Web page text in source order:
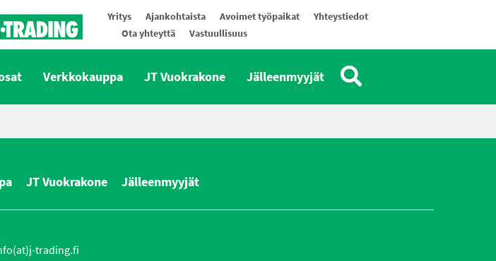
Yritys Ajankohtaista Avoimet työpaikat
Yhteystiedot
Ota yhteyttä
Vastuullisuus
Verkkokauppa JT Vuokrakone Jälleenmyyjät
JT Vuokrakone Jälleenmyyjät
trading.fi